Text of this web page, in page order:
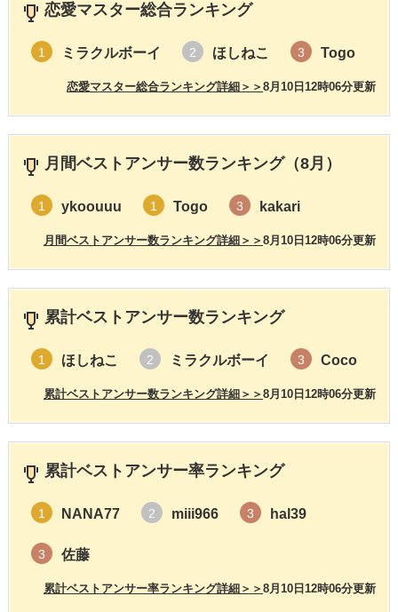
恋愛マスター総合ランキング
1 ミラクルボーイ 2 ほしねこ 3 Togo
8月10日12時06分更新
恋愛マスター総合ランキング詳細＞＞
月間ベストアンサー数ランキング（8月）
1 ykoouuu 1 Togo 3 kakari
8月10日12時06分更新
月間ベストアンサー数ランキング詳細＞＞
累計ベストアンサー数ランキング
1 ほしねこ 2 ミラクルボーイ 3 Coco
8月10日12時06分更新
累計ベストアンサー数ランキング詳細＞＞
累計ベストアンサー率ランキング
1 NANA77 2 miii966 3 hal39
3 佐藤
8月10日12時06分更新
累計ベストアンサー率ランキング詳細＞＞